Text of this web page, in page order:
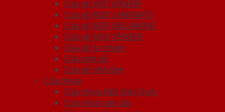
Cửa gỗ HDF VENEER
Cửa gỗ MDF LAMINATE
Cửa gỗ MDF MELAMINE
Cửa gỗ MDF VENEER
Cửa gỗ tự nhiên
Cửa vòm gỗ
Cửa gỗ nhà tắm
Cửa nhựa
Cửa nhựa ABS Hàn Quốc
Cửa nhựa cao cấp